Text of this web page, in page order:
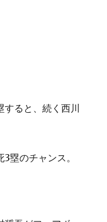
ると、続く西川
塁のチャンス。